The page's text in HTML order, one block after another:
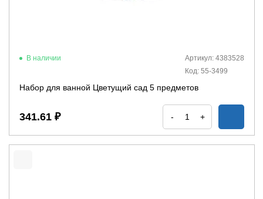
В наличии
Артикул: 4383528
Код: 55-3499
Набор для ванной Цветущий сад 5 предметов
341.61 ₽ - +